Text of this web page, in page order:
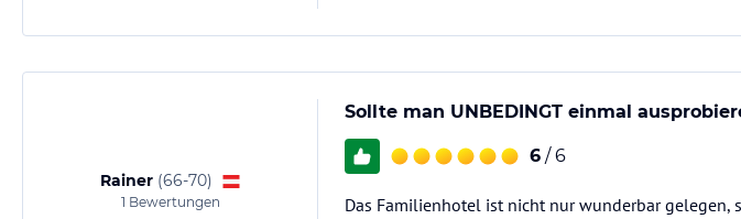
Rainer (66-70)
1 Bewertungen
Sollte man UNBEDINGT einmal
6 / 6
Das Familienhotel ist nicht nur wunderbar